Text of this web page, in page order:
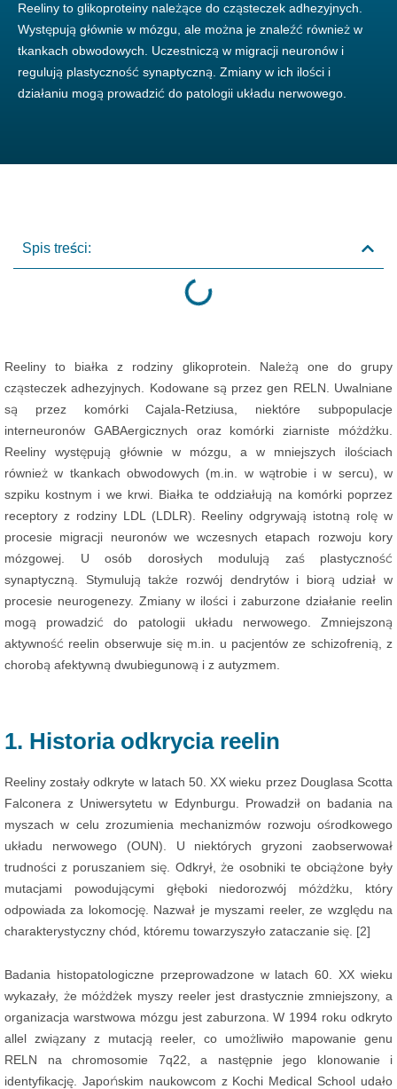
Reeliny to glikoproteiny należące do cząsteczek adhezyjnych.
Występują głównie w mózgu, ale można je znaleźć również w
tkankach obwodowych. Uczestniczą w migracji neuronów i
regulują plastyczność synaptyczną. Zmiany w ich ilości i
działaniu mogą prowadzić do patologii układu nerwowego.
Spis treści:
Reeliny to białka z rodziny glikoprotein. Należą one do grupy
cząsteczek adhezyjnych. Kodowane są przez gen RELN. Uwalniane
są przez komórki Cajala-Retziusa, niektóre subpopulacje
interneuronów GABAergicznych oraz komórki ziarniste móżdżku.
Reeliny występują głównie w mózgu, a w mniejszych ilościach
również w tkankach obwodowych (m.in. w wątrobie i w sercu), w
szpiku kostnym i we krwi. Białka te oddziałują na komórki poprzez
receptory z rodziny LDL (LDLR). Reeliny odgrywają istotną rolę w
procesie migracji neuronów we wczesnych etapach rozwoju kory
mózgowej. U osób dorosłych modulują zaś plastyczność
synaptyczną. Stymulują także rozwój dendrytów i biorą udział w
procesie neurogenezy. Zmiany w ilości i zaburzone działanie reelin
mogą prowadzić do patologii układu nerwowego. Zmniejszoną
aktywność reelin obserwuje się m.in. u pacjentów ze schizofrenią, z
chorobą afektywną dwubiegunową i z autyzmem.
1. Historia odkrycia reelin
Reeliny zostały odkryte w latach 50. XX wieku przez Douglasa Scotta
Falconera z Uniwersytetu w Edynburgu. Prowadził on badania na
myszach w celu zrozumienia mechanizmów rozwoju ośrodkowego
układu nerwowego (OUN). U niektórych gryzoni zaobserwował
trudności z poruszaniem się. Odkrył, że osobniki te obciążone były
mutacjami powodującymi głęboki niedorozwój móżdżku, który
odpowiada za lokomocję. Nazwał je myszami reeler, ze względu na
charakterystyczny chód, któremu towarzyszyło zataczanie się. [2]
Badania histopatologiczne przeprowadzone w latach 60. XX wieku
wykazały, że móżdżek myszy reeler jest drastycznie zmniejszony, a
organizacja warstwowa mózgu jest zaburzona. W 1994 roku odkryto
allel związany z mutacją reeler, co umożliwiło mapowanie genu
RELN na chromosomie 7q22, a następnie jego klonowanie i
identyfikację. Japońskim naukowcom z Kochi Medical School udało